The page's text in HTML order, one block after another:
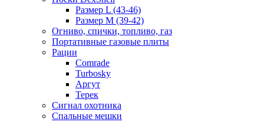
Размер L (43-46)
Размер M (39-42)
Огниво, спички, топливо, газ
Портативные газовые плиты
Рации
Comrade
Turbosky
Аргут
Терек
Сигнал охотника
Спальные мешки